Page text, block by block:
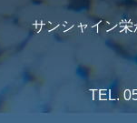
サンシャイン栄
TEL.